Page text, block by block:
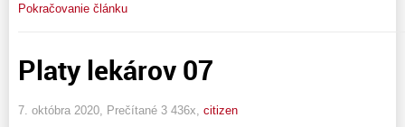
Pokračovanie článku
Platy lekárov 07
7. októbra 2020, Prečítané 3 436x, citizen